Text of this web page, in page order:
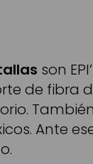
son
de fibra
Ante